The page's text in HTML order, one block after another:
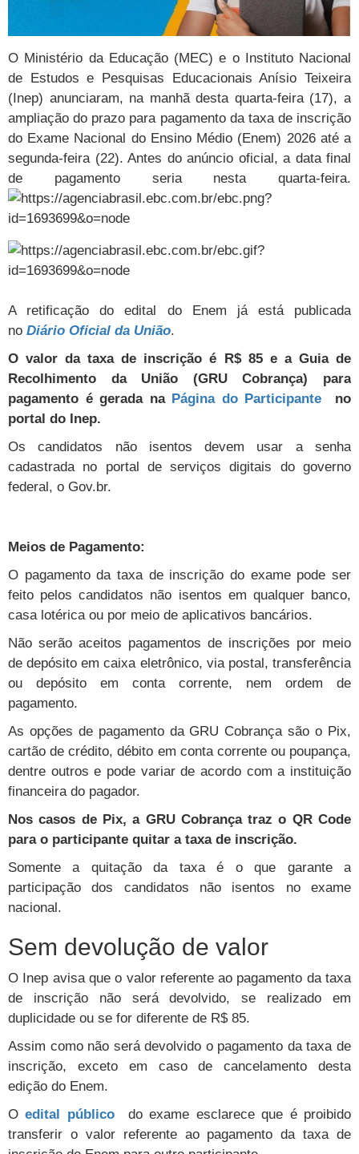
O Ministério da Educação (MEC) e o Instituto Nacional
de Estudos e Pesquisas Educacionais Anísio Teixeira
(Inep) anunciaram, na manhã desta quarta-feira (17), a
ampliação do prazo para pagamento da taxa de inscrição
do Exame Nacional do Ensino Médio (Enem) 2026 até a
segunda-feira (22). Antes do anúncio oficial, a data final
de pagamento seria nesta quarta-feira.
A retificação do edital do Enem já está publicada
no Diário Oficial da União.
O valor da taxa de inscrição é R$ 85 e a Guia de
Recolhimento da União (GRU Cobrança) para
pagamento é gerada na Página do Participante no
portal do Inep.
Os candidatos não isentos devem usar a senha
cadastrada no portal de serviços digitais do governo
federal, o Gov.br.
Meios de Pagamento:
O pagamento da taxa de inscrição do exame pode ser
feito pelos candidatos não isentos em qualquer banco,
casa lotérica ou por meio de aplicativos bancários.
Não serão aceitos pagamentos de inscrições por meio
de depósito em caixa eletrônico, via postal, transferência
ou depósito em conta corrente, nem ordem de
pagamento.
As opções de pagamento da GRU Cobrança são o Pix,
cartão de crédito, débito em conta corrente ou poupança,
dentre outros e pode variar de acordo com a instituição
financeira do pagador.
Nos casos de Pix, a GRU Cobrança traz o QR Code
para o participante quitar a taxa de inscrição.
Somente a quitação da taxa é o que garante a
participação dos candidatos não isentos no exame
nacional.
Sem devolução de valor
O Inep avisa que o valor referente ao pagamento da taxa
de inscrição não será devolvido, se realizado em
duplicidade ou se for diferente de R$ 85.
Assim como não será devolvido o pagamento da taxa de
inscrição, exceto em caso de cancelamento desta
edição do Enem.
Oedital públicodo exame esclarece que é proibido
transferir o valor referente ao pagamento da taxa de